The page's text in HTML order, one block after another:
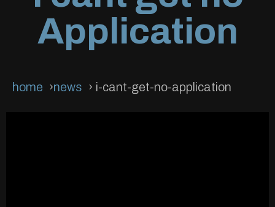
Application
home news i-cant-get-no-application